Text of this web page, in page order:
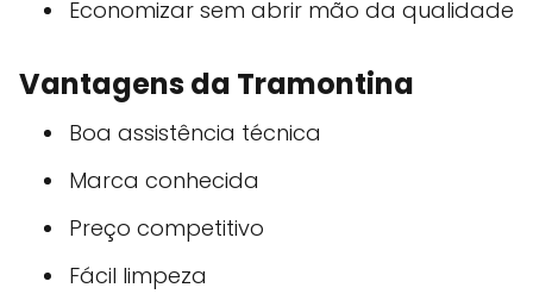
Economizar sem abrir mão da qualidade
Vantagens da Tramontina
Boa assistência técnica
Marca conhecida
Preço competitivo
Fácil limpeza